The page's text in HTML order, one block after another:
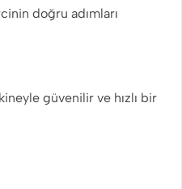
doğru adımları
güvenilir ve hızlı bir